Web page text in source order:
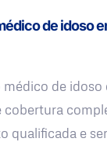
de idoso
de idoso
cobertura
qualificada e